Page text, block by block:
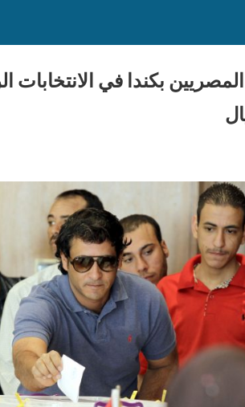
بكندا في الانتخابات